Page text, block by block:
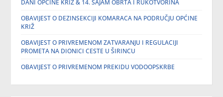
DANI OPĆINE KRIŽ & 14. SAJAM OBRTA I RUKOTVORINA
OBAVIJEST O DEZINSEKCIJI KOMARACA NA PODRUČJU OPĆINE
KRIŽ
OBAVIJEST O PRIVREMENOM ZATVARANJU I REGULACIJI
PROMETA NA DIONICI CESTE U ŠIRINCU
OBAVIJEST O PRIVREMENOM PREKIDU VODOOPSKRBE